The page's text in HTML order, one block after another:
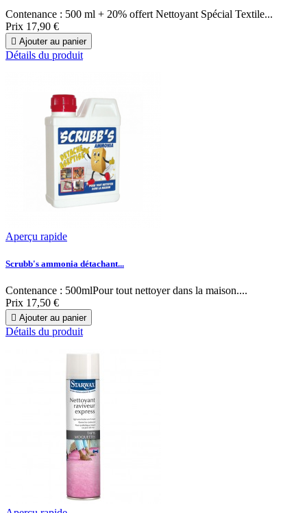
Contenance : 500 ml + 20% offert Nettoyant Spécial Textile...
Prix 17,90 €
 Ajouter au panier
Détails du produit
Aperçu rapide
Scrubb's ammonia détachant...
Contenance : 500mlPour tout nettoyer dans la maison....
Prix 17,50 €
 Ajouter au panier
Détails du produit